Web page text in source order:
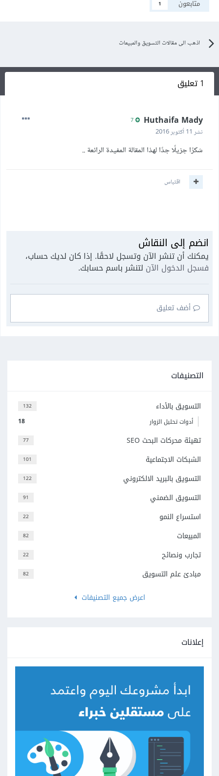
متابعون 1
اذهب الى مقالات التسويق والمبيعات
1 تعليق
Huthaifa Mady
نشر 11 أكتوبر 2016
شكرًا جزيلًا جدًا لهذا المقالة المفيدة الرائعة ..
اقتباس
انضم إلى النقاش
يمكنك أن تنشر الآن وتسجل لاحقًا. إذا كان لديك حساب،
فسجل الدخول الآن لتنشر باسم حسابك.
أضف تعليق
التصنيفات
132 التسويق بالأداء
18 أدوات تحليل الزوار
77 تهيئة محركات البحث SEO
101 الشبكات الاجتماعية
122 التسويق بالبريد الالكتروني
91 التسويق الضمني
22 استسراع النمو
82 المبيعات
22 تجارب ونصائح
82
مبادئ علم التسويق
اعرض جميع التصنيفات
إعلانات